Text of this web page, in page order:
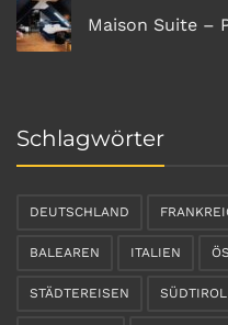
Maison Suite –
Schlagwörter
DEUTSCHLAND
BALEAREN ITALIEN
STÄDTEREISEN SÜDTIROL